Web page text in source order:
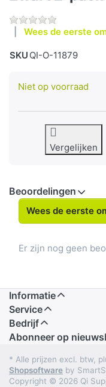
Wees de eerste
SKU QI-O-11879
Niet op voorraad
Vergelijken
Beoordelingen
Wees de eerste
Er zijn nog geen
Informatie
Service
Bedrijf
Abonneer op
* Alle prijzen excl. btw,
Shopsoftware by
Copyright © 2026 Qi